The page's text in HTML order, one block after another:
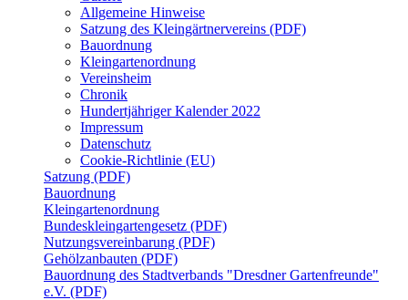
Allgemeine Hinweise
Satzung des Kleingärtnervereins (PDF)
Bauordnung
Kleingartenordnung
Vereinsheim
Chronik
Hundertjähriger Kalender 2022
Impressum
Datenschutz
Cookie-Richtlinie (EU)
Satzung (PDF)
Bauordnung
Kleingartenordnung
Bundeskleingartengesetz (PDF)
Nutzungsvereinbarung (PDF)
Gehölzanbauten (PDF)
Bauordnung des Stadtverbands "Dresdner Gartenfreunde"
e.V. (PDF)